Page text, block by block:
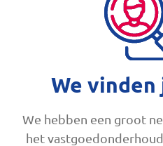
We vinden
We hebben een groot
het